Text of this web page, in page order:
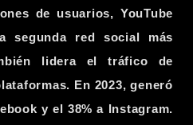
de usuarios, YouTube
segunda red social más
lidera el tráfico de
En 2023, generó
y el 38% a Instagram.